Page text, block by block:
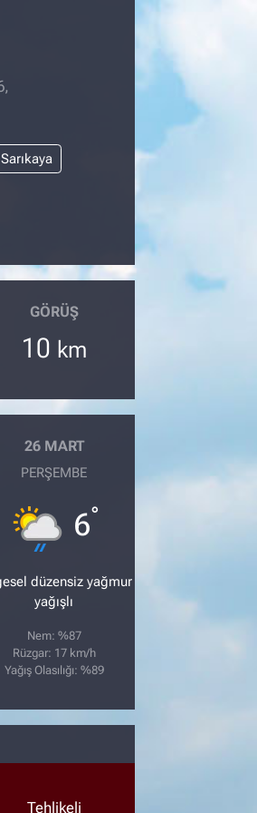
Sarıkaya
GÖRÜŞ
10 km
26 MART
PERŞEMBE
6°
düzensiz yağmur
yağışlı
Nem: %87
Rüzgar: 17 km/h
Yağış Olasılığı: %89
Tehlikeli